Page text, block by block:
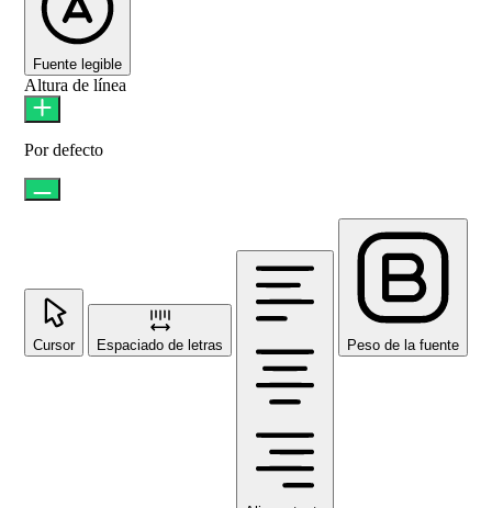
Fuente legible
Altura de línea
Por defecto
Cursor Espaciado de letras Peso de la fuente